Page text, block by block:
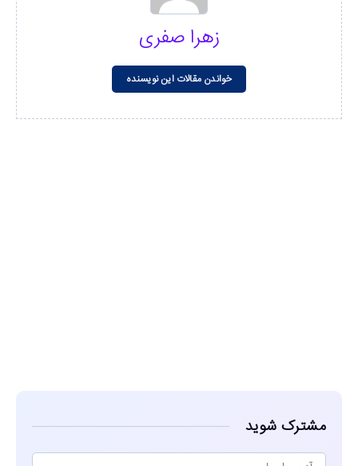
زهرا صفری
خواندن مقالات این نویسنده
مشترک شوید